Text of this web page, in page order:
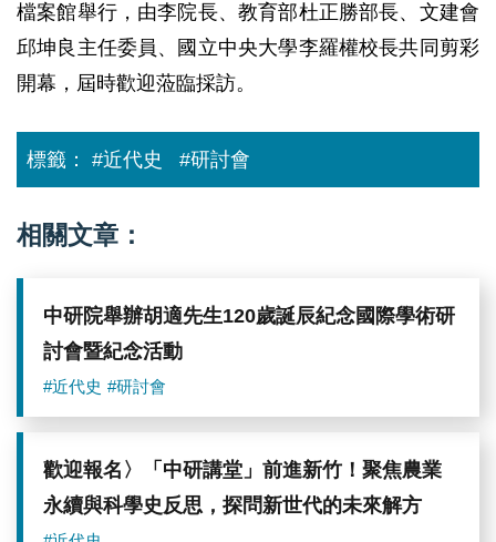
檔案館舉行，由李院長、教育部杜正勝部長、文建會
邱坤良主任委員、國立中央大學李羅權校長共同剪彩
開幕，屆時歡迎蒞臨採訪。
標籤： #近代史 #研討會
相關文章：
中研院舉辦胡適先生120歲誕辰紀念國際學術研
討會暨紀念活動
#近代史 #研討會
歡迎報名〉「中研講堂」前進新竹！聚焦農業
永續與科學史反思，探問新世代的未來解方